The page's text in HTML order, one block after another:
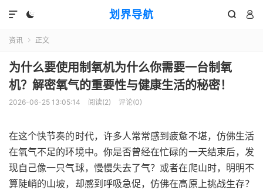
划界导航
  

资讯  正文
为什么要使用制氧机为什么你需要一台制氧
机？解密氧气的重要性与健康生活的秘密！
2026-06-25 13:05:14 阅读(2) 评论(0)
在这个快节奏的时代，许多人常常感到疲惫不堪，仿佛生活
在氧气不足的环境中。你是否曾经在忙碌的一天结束后，发
现自己像一只气球，慢慢失去了气？或者在爬山时，明明不
算陡峭的山坡，却感到呼吸急促，仿佛在高原上挑战生存？